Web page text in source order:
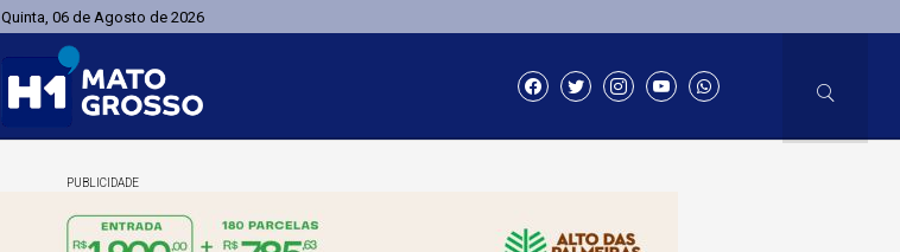
Quinta, 06 de Agosto de 2026
PUBLICIDADE